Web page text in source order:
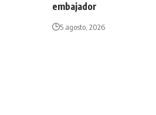
embajador
5 agosto, 2026